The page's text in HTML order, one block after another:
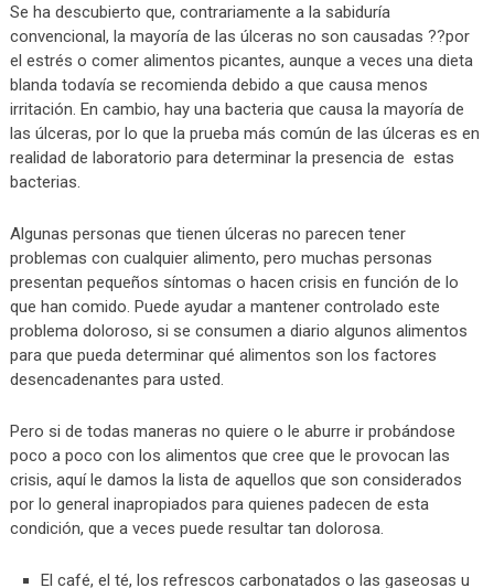
Se ha descubierto que, contrariamente a la sabiduría
convencional, la mayoría de las úlceras no son causadas ??por
el estrés o comer alimentos picantes, aunque a veces una dieta
blanda todavía se recomienda debido a que causa menos
irritación. En cambio, hay una bacteria que causa la mayoría de
las úlceras, por lo que la prueba más común de las úlceras es en
realidad de laboratorio para determinar la presencia de estas
bacterias.
Algunas personas que tienen úlceras no parecen tener
problemas con cualquier alimento, pero muchas personas
presentan pequeños síntomas o hacen crisis en función de lo
que han comido. Puede ayudar a mantener controlado este
problema doloroso, si se consumen a diario algunos alimentos
para que pueda determinar qué alimentos son los factores
desencadenantes para usted.
Pero si de todas maneras no quiere o le aburre ir probándose
poco a poco con los alimentos que cree que le provocan las
crisis, aquí le damos la lista de aquellos que son considerados
por lo general inapropiados para quienes padecen de esta
condición, que a veces puede resultar tan dolorosa.
El café, el té, los refrescos carbonatados o las gaseosas u